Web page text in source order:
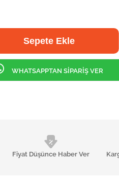
Fiyat Düşünce Haber Ver
WHATSAPPTAN SİPARİŞ VER